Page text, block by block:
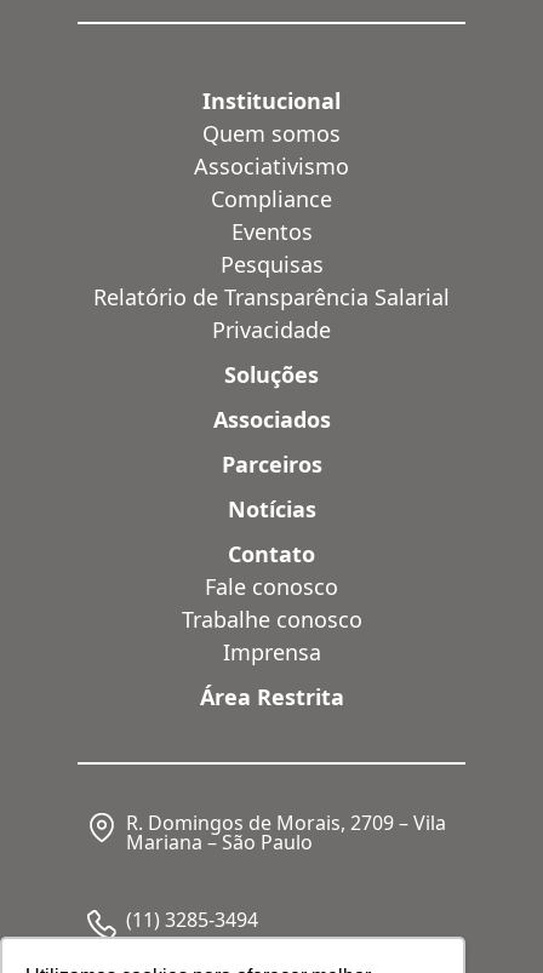
Institucional
Quem somos
Associativismo
Compliance
Eventos
Pesquisas
Relatório de Transparência Salarial
Privacidade
Soluções
Associados
Parceiros
Notícias
Contato
Fale conosco
Trabalhe conosco
Imprensa
Área Restrita
R. Domingos de Morais, 2709 – Vila
Mariana – São Paulo
(11) 3285-3494